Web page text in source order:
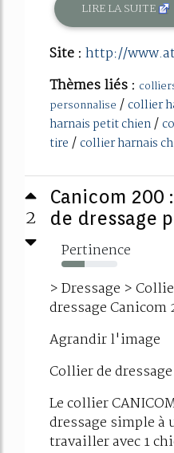
LIRE LA SUITE
Site : http://
Thèmes liés :
personnalise / collier
harnais petit chien/
tire / collier harnais
2
Canicom
de dressage
Pertinence
41%
> Dressage >
dressage Canicom
Agrandir l'image
Collier de
Le collier
dressage simple
travailler avec 1